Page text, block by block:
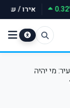
אירו / שקל
מי יהיה